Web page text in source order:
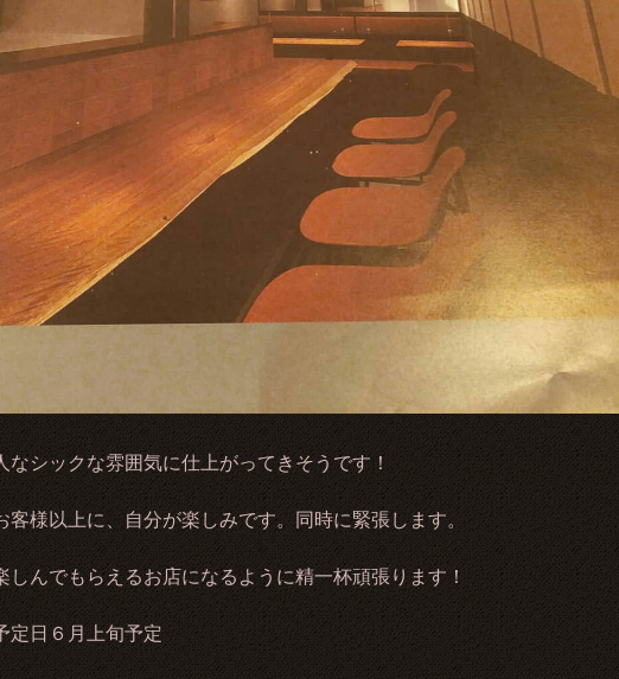
なシックな雰囲気に仕上がってきそうです！
客様以上に、自分が楽しみです。同時に緊張します。
しんでもらえるお店になるように精一杯頑張ります！
定日６月上旬予定